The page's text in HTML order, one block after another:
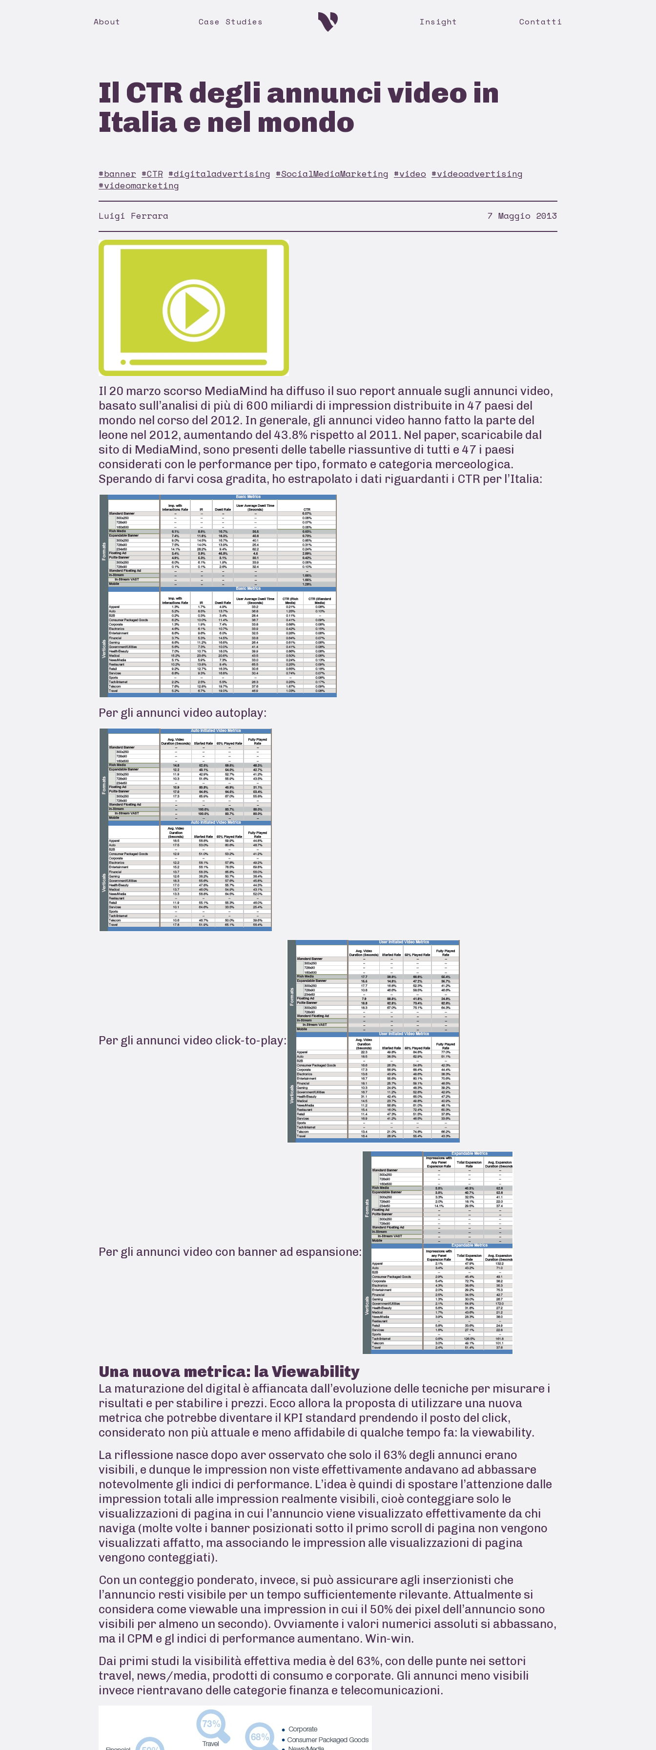
About Case Studies Insight Contatti
Il CTR degli annunci video in
Italia e nel mondo
#banner #CTR #digitaladvertising #SocialMediaMarketing #video #videoadvertising
#videomarketing
Luigi Ferrara 7 Maggio 2013
Il 20 marzo scorso MediaMind ha diffuso il suo report annuale sugli annunci video,
basato sull’analisi di più di 600 miliardi di impression distribuite in 47 paesi del
mondo nel corso del 2012. In generale, gli annunci video hanno fatto la parte del
leone nel 2012, aumentando del 43.8% rispetto al 2011. Nel paper, scaricabile dal
sito di MediaMind, sono presenti delle tabelle riassuntive di tutti e 47 i paesi
considerati con le performance per tipo, formato e categoria merceologica.
Sperando di farvi cosa gradita, ho estrapolato i dati riguardanti i CTR per l’Italia:
Per gli annunci video autoplay:
Per gli annunci video click-to-play:
Per gli annunci video con banner ad espansione:
Una nuova metrica: la Viewability
La maturazione del digital è affiancata dall’evoluzione delle tecniche per misurare i
risultati e per stabilire i prezzi. Ecco allora la proposta di utilizzare una nuova
metrica che potrebbe diventare il KPI standard prendendo il posto del click,
considerato non più attuale e meno affidabile di qualche tempo fa: la viewability.
La riflessione nasce dopo aver osservato che solo il 63% degli annunci erano
visibili, e dunque le impression non viste effettivamente andavano ad abbassare
notevolmente gli indici di performance. L’idea è quindi di spostare l’attenzione dalle
impression totali alle impression realmente visibili, cioè conteggiare solo le
visualizzazioni di pagina in cui l’annuncio viene visualizzato effettivamente da chi
naviga (molte volte i banner posizionati sotto il primo scroll di pagina non vengono
visualizzati affatto, ma associando le impression alle visualizzazioni di pagina
vengono conteggiati).
Con un conteggio ponderato, invece, si può assicurare agli inserzionisti che
l’annuncio resti visibile per un tempo sufficientemente rilevante. Attualmente si
considera come viewable una impression in cui il 50% dei pixel dell’annuncio sono
visibili per almeno un secondo). Ovviamente i valori numerici assoluti si abbassano,
ma il CPM e gl indici di performance aumentano. Win-win.
Dai primi studi la visibilità effettiva media è del 63%, con delle punte nei settori
travel, news/media, prodotti di consumo e corporate. Gli annunci meno visibili
invece rientravano delle categorie finanza e telecomunicazioni.